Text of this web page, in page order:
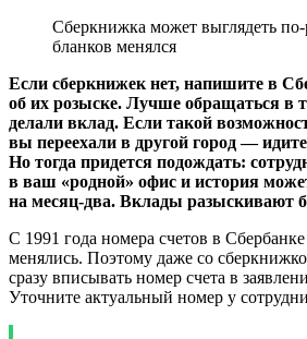
Сберкнижка может выглядеть
бланков менялся
Если сберкнижек нет, напишите в
об их розыске. Лучше обращаться в
делали вклад. Если такой
вы переехали в другой город —
Но тогда придется подождать:
в ваш «родной» офис и история
на месяц-два. Вклады разыскивают
С 1991 года номера счетов в
менялись. Поэтому даже со
сразу вписывать номер счета в
Уточните актуальный номер у